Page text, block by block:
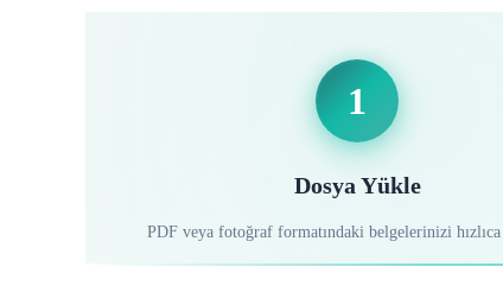
1
Dosya Yükle
PDF veya fotoğraf formatındaki belgelerinizi